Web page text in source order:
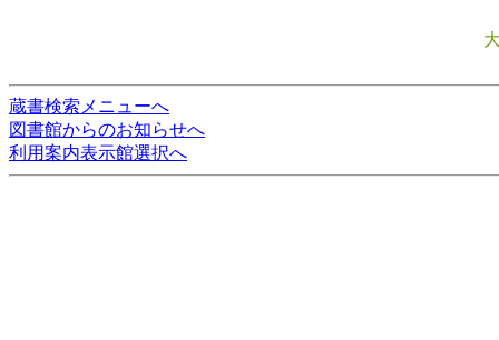
蔵書検索メニューへ
図書館からのお知らせへ
利用案内表示館選択へ